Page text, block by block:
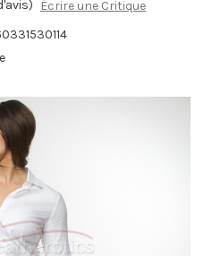
Écrire une Critique